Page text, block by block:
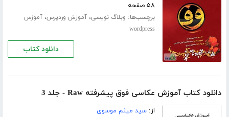
۵۸ صفحه
برچسب‌ها: وبلاگ نویسی،آموزش وردپرس،آموزس
wordpress
دانلود کتاب
دانلود کتاب آموزش عکاسی فوق پیشرفته Raw - جلد 3
از:سید میثم موسوی